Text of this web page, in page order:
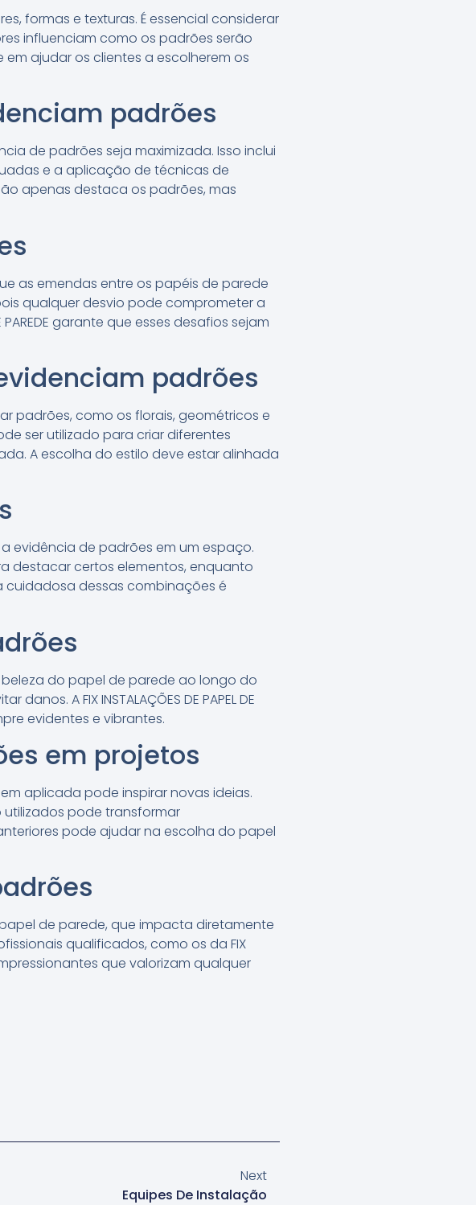
formas e texturas. É essencial considerar
influenciam como os padrões serão
em ajudar os clientes a escolherem os
padrões
de padrões seja maximizada. Isso inclui
e a aplicação de técnicas de
apenas destaca os padrões, mas
as emendas entre os papéis de parede
qualquer desvio pode comprometer a
PAREDE garante que esses desafios sejam
padrões
padrões, como os florais, geométricos e
ser utilizado para criar diferentes
A escolha do estilo deve estar alinhada
evidência de padrões em um espaço.
destacar certos elementos, enquanto
cuidadosa dessas combinações é
do papel de parede ao longo do
A FIX INSTALAÇÕES DE PAPEL DE
evidentes e vibrantes.
em projetos
aplicada pode inspirar novas ideias.
pode transformar
pode ajudar na escolha do papel
de parede, que impacta diretamente
qualificados, como os da FIX
impressionantes que valorizam qualquer
Next
Equipes De Instalação